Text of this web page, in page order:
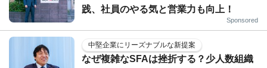
践、社員のやる気と営業力も向上！
Sponsored
中堅企業にリーズナブルな新提案
なぜ複雑なSFAは挫折する？少人数組織